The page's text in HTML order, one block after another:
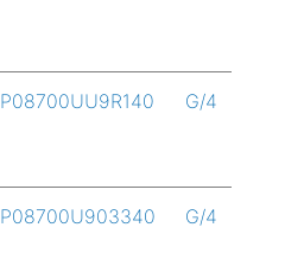
P08700UU9R140 G/4
P08700U903340 G/4